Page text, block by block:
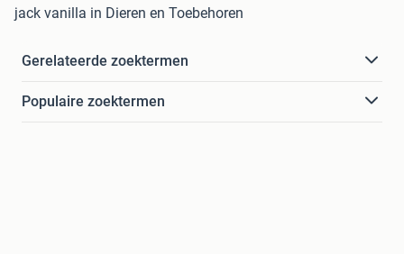
jack vanilla in Dieren en Toebehoren
Gerelateerde zoektermen
Populaire zoektermen